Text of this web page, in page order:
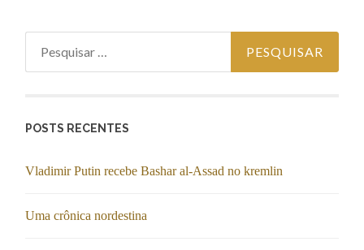
POSTS RECENTES
Vladimir Putin recebe Bashar al-Assad no kremlin
Uma crônica nordestina